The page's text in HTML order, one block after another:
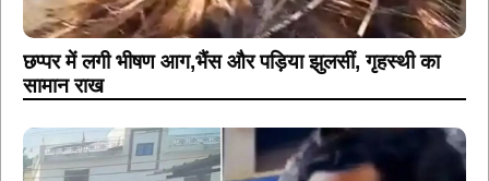
छप्पर में लगी भीषण आग,भैंस और पड़िया झुलसीं, गृहस्थी का
सामान राख